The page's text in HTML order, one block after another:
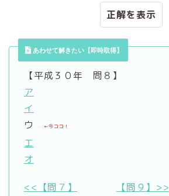
正解
あわせて解きたい【即時取得】
【平成３０年 問８】
ア
イ
ウ
←今ココ！
エ
オ
<<【問７】 【問９】>>